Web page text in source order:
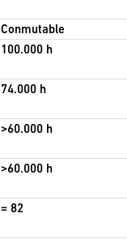
Conmutable
100.000 h
74.000 h
>60.000 h
>60.000 h
= 82